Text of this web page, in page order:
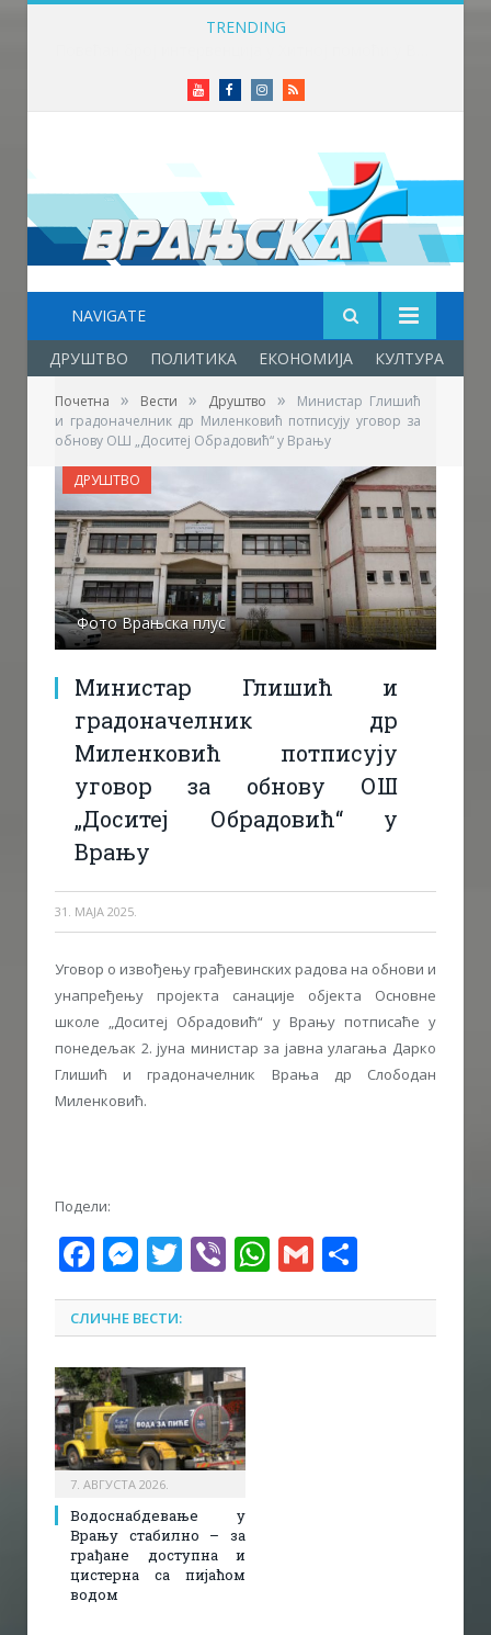
TRENDING
YoutubeFacebookInstagram
RSS
NAVIGATE
ДРУШТВО ПОЛИТИКА ЕКОНОМИЈА КУЛТУРА
Почетна » Вести » Друштво »
Министар Глишић
и градоначелник др Миленковић потписују уговор за
обнову ОШ „Доситеј Обрадовић“ у Врању
Фото Врањска плус
Министар Глишић и
градоначелник др
Миленковић потписују
уговор за обнову ОШ
„Доситеј Обрадовић“ у
Врању
31. МАЈА 2025.
ДРУШТВО
Уговор о извођењу грађевинских радова на обнови и
унапређењу пројекта санације објекта Основне
школе „Доситеј Обрадовић“ у Врању потписаће у
понедељак 2. јуна министар за јавна улагања Дарко
Глишић и градоначелник Врања др Слободан
Миленковић.
Подели:
Facebook
Messenger
Twitter
ViberWhatsApp
Gmail
СЛИЧНЕ ВЕСТИ:
7. АВГУСТА 2026.
Водоснабдевање у
Врању стабилно – за
грађане доступна и
цистерна са пијаћом
водом